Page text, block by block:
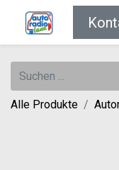
Alle Produkte